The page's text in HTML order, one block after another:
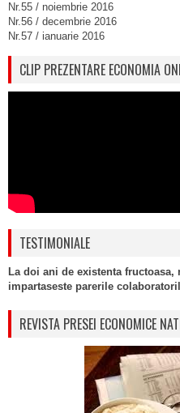
Nr.55 / noiembrie 2016
Nr.56 / decembrie 2016
Nr.57 / ianuarie 2016
CLIP PREZENTARE ECONOMIA
TESTIMONIALE
La doi ani de existenta
impartaseste parerile
REVISTA PRESEI ECONOMICE